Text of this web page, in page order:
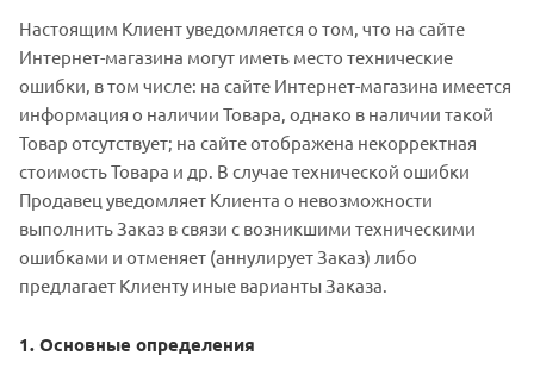
Настоящим Клиент уведомляется о том, что на сайте
Интернет-магазина могут иметь место технические
ошибки, в том числе: на сайте Интернет-магазина имеется
информация о наличии Товара, однако в наличии такой
Товар отсутствует; на сайте отображена некорректная
стоимость Товара и др. В случае технической ошибки
Продавец уведомляет Клиента о невозможности
выполнить Заказ в связи с возникшими техническими
ошибками и отменяет (аннулирует Заказ) либо
предлагает Клиенту иные варианты Заказа.
1. Основные определения